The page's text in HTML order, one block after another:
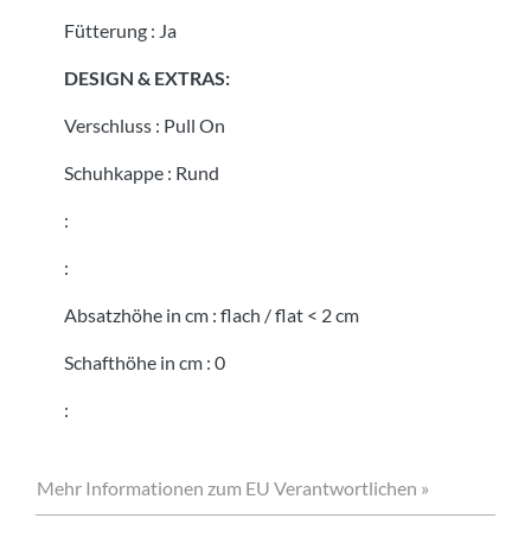
Fütterung : Ja
DESIGN & EXTRAS:
Verschluss : Pull On
Schuhkappe : Rund
:
:
Absatzhöhe in cm : flach / flat < 2 cm
Schafthöhe in cm : 0
:
Mehr Informationen zum EU Verantwortlichen »